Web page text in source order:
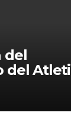
del
del Atleti